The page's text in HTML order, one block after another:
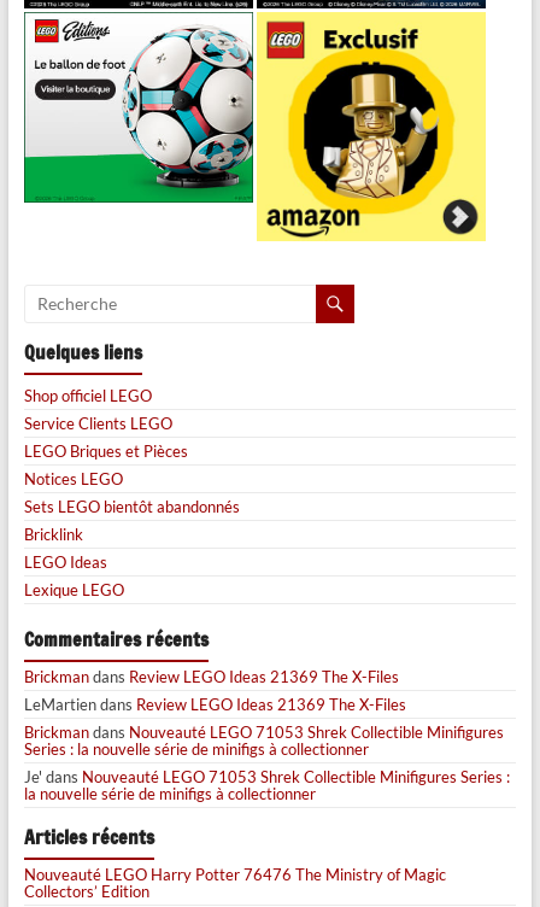
Quelques liens
Shop officiel LEGO
Service Clients LEGO
LEGO Briques et Pièces
Notices LEGO
Sets LEGO bientôt abandonnés
Bricklink
LEGO Ideas
Lexique LEGO
Commentaires récents
Brickmandans Review LEGO Ideas 21369 The X-Files
LeMartiendans Review LEGO Ideas 21369 The X-Files
Brickmandans Nouveauté LEGO 71053 Shrek Collectible Minifigures
Series : la nouvelle série de minifigs à collectionner
Je' dans Nouveauté LEGO 71053 Shrek Collectible Minifigures Series :
la nouvelle série de minifigs à collectionner
Articles récents
Nouveauté LEGO Harry Potter 76476 The Ministry of Magic
Collectors’ Edition